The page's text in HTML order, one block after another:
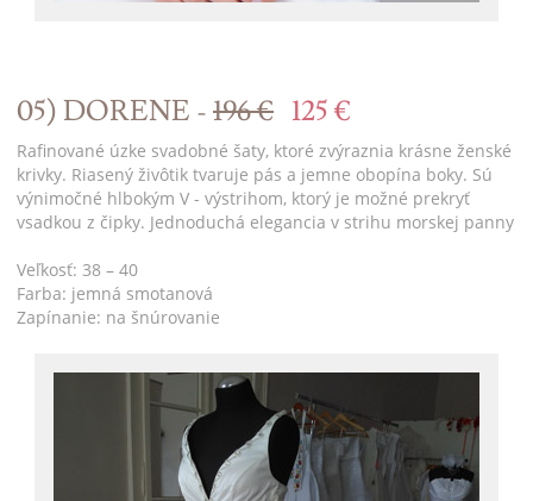
05) DORENE -196 € 125 €
Rafinované úzke svadobné šaty, ktoré zvýraznia krásne ženské
krivky. Riasený živôtik tvaruje pás a jemne obopína boky. Sú
výnimočné hlbokým V - výstrihom, ktorý je možné prekryť
vsadkou z čipky. Jednoduchá elegancia v strihu morskej panny
Veľkosť: 38 – 40
Farba: jemná smotanová
Zapínanie: na šnúrovanie